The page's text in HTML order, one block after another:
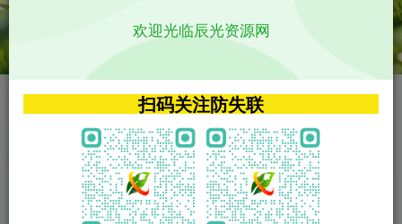
VIP特权介绍 APP源码
VIP特权介绍
火
VIP特权介绍
影视源码
影视源码
欢迎光临辰光资源网
扫码关注防失联